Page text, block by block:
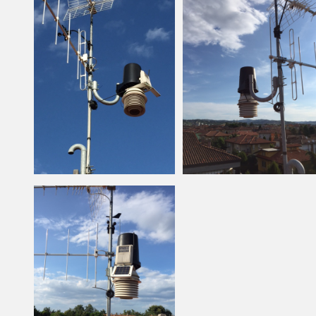
mai
possono
un
è ormai
foehn